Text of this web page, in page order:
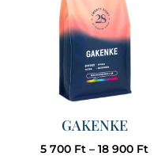
GAKENKE
5 700 Ft – 18 900 Ft